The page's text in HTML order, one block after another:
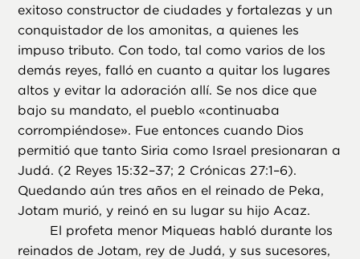
exitoso constructor de ciudades y fortalezas y un
conquistador de los amonitas, a quienes les
impuso tributo. Con todo, tal como varios de los
demás reyes, falló en cuanto a quitar los lugares
altos y evitar la adoración allí. Se nos dice que
bajo su mandato, el pueblo «continuaba
corrompiéndose». Fue entonces cuando Dios
permitió que tanto Siria como Israel presionaran a
Judá. (2 Reyes 15:32–37; 2 Crónicas 27:1–6).
Quedando aún tres años en el reinado de Peka,
Jotam murió, y reinó en su lugar su hijo Acaz.
El profeta menor Miqueas habló durante los
reinados de Jotam, rey de Judá, y sus sucesores,